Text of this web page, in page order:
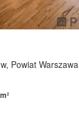
Powiat